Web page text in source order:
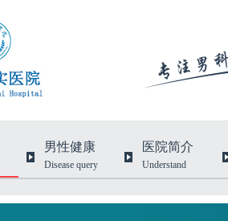
男性健康
Disease query
医院简介
Understand